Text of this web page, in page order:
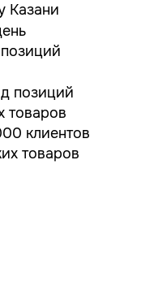
Казани
товаров
клиентов